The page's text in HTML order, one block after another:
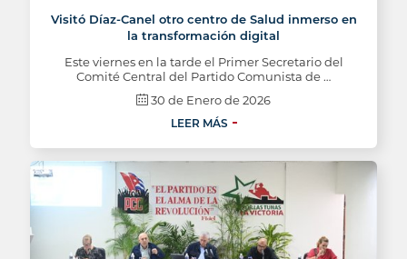
Visitó Díaz-Canel otro centro de Salud inmerso en
la transformación digital
Este viernes en la tarde el Primer Secretario del
Comité Central del Partido Comunista de …
30 de Enero de 2026
LEER MÁS